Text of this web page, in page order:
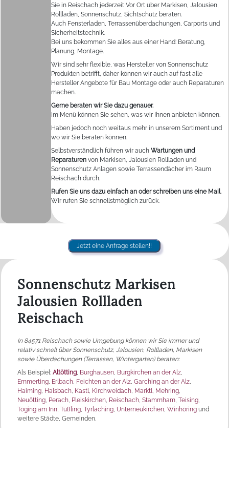
Sie in Reischach jederzeit Vor Ort über Markisen, Jalousien,
Rollladen, Sonnenschutz, Sichtschutz beraten.
Auch Fensterladen, Terrassenüberdachungen, Carports und
Sicherheitstechnik.
Bei uns bekommen Sie alles aus einer Hand: Beratung,
Planung, Montage.
Wir sind sehr flexible, was Hersteller von Sonnenschutz
Produkten betrifft, daher können wir auch auf fast alle
Hersteller Angebote für Bau Montage oder auch Reparaturen
machen.
Gerne beraten wir Sie dazu genauer.
Im Menü können Sie sehen, was wir Ihnen anbieten können.
Haben jedoch noch weitaus mehr in unserem Sortiment und
wo wir Sie beraten können.
Selbstverständlich führen wir auch Wartungen und
Reparaturenvon Markisen, Jalousien Rollladen und
Sonnenschutz Anlagen sowie Terrassendächer im Raum
Reischach durch.
Rufen Sie uns dazu einfach an oder schreiben uns eine Mail.
Wir rufen Sie schnellstmöglich zurück.
Jetzt eine Anfrage stellen!!
Sonnenschutz Markisen
Jalousien Rollladen
Reischach
In 84571 Reischach sowie Umgebung können wir Sie immer und
relativ schnell über Sonnenschutz, Jalousien, Rollladen, Markisen
sowie Überdachungen (Terrassen, Wintergarten) beraten:
Als Beispiel:Altötting, Burghausen, Burgkirchen an der Alz,
Emmerting, Erlbach, Feichten an der Alz,Garching an der Alz,
Haiming, Halsbach, Kastl, Kirchweidach, Marktl, Mehring,
Neuötting, Perach, Pleiskirchen, Reischach,Stammham,Teising,
Töging am Inn,Tüßling,Tyrlaching, Unterneukirchen,Winhöring und
weitere Städte, Gemeinden.